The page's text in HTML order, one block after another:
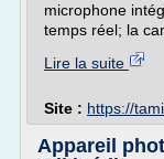
microphone
temps réel; la
Lire la suite
Site : https://
Appareil